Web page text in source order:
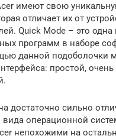
имеют свою
отличает их от
Quick Mode – это одна
программ в наборе
данной подоболочки
простой, очень
достаточно сильно
вида операционной
непохожими на